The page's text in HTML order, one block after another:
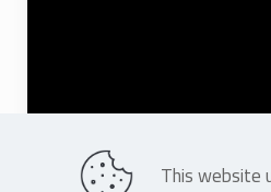
This website